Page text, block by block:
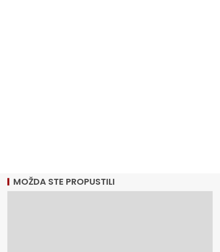
MOŽDA STE PROPUSTILI